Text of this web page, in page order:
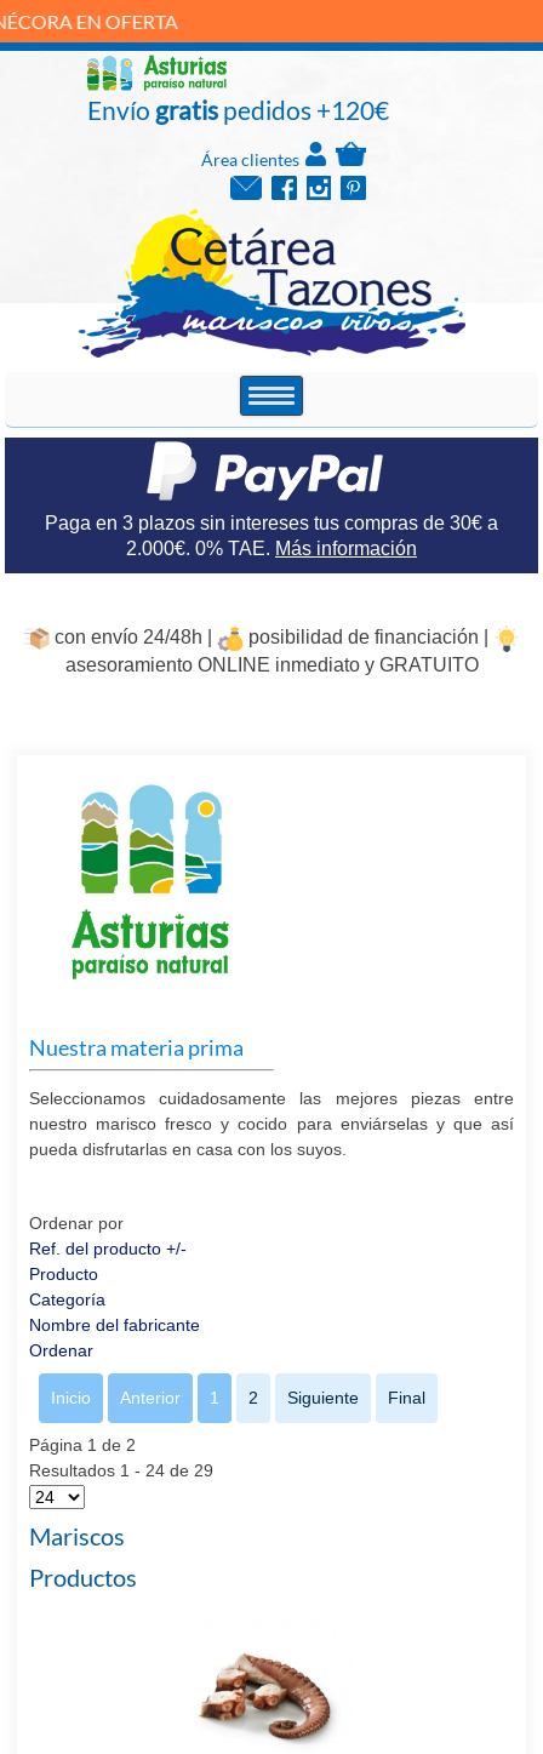
Envío gratispedidos +120€
Área clientes
Paga en 3 plazos sin intereses tus compras de 30€ a
2.000€. 0% TAE. Más información
con envío 24/48h |
posibilidad de financiación |
asesoramiento ONLINE inmediato y GRATUITO
Nuestra materia prima
Seleccionamos cuidadosamente las mejores piezas entre
nuestro marisco fresco y cocido para enviárselas y que así
pueda disfrutarlas en casa con los suyos.
Ordenar por
Ref. del producto +/-
Producto
Categoría
Nombre del fabricante
Ordenar
Inicio Anterior 1 2 Siguiente Final
Página 1 de 2
Resultados 1 - 24 de 29
Mariscos
Productos